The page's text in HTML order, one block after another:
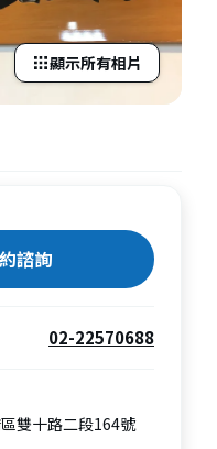
顯示所有相片
諮詢
02-22570688
雙十路二段164號